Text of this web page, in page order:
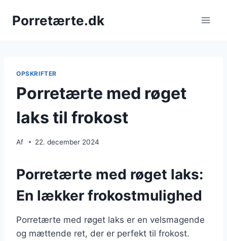
Porretærte.dk
OPSKRIFTER
Porretærte med røget
laks til frokost
Af 22. december 2024
Porretærte med røget laks:
En lækker frokostmulighed
Porretærte med røget laks er en velsmagende
og mættende ret, der er perfekt til frokost.